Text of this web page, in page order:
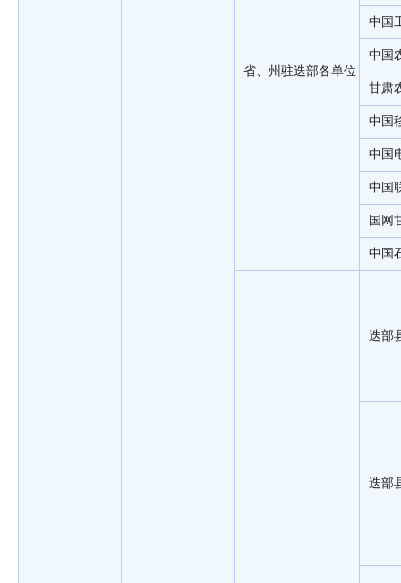
省、州驻迭部各单位
中国
中国
甘肃
中国
中国
中国
国网
中国
迭部
迭部